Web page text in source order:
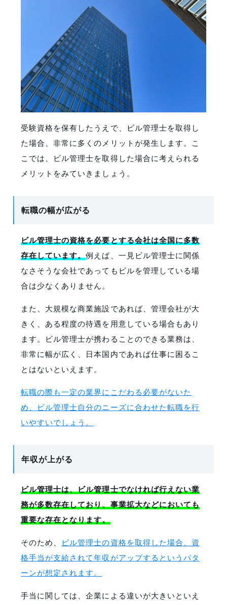
受験資格を保有したうえで、ビル管理士を取得し
た場合、非常に多くのメリットが発生します。こ
こでは、ビル管理士を取得した場合に考えられる
メリットをみていきましょう。
転職の幅が広がる
ビル管理士の資格を必要とする会社は全国に多数
存在しています。例えば、一見ビル管理士に関係
なさそうな会社であってもビルを管理している場
合は少なくありません。
また、大規模な商業施設であれば、管理会社が大
きく、ある程度の待遇を用意している場合もあり
ます。ビル管理士が携わることのできる業務は、
非常に幅が広く、日本国内であれば仕事に困るこ
とはないといえます。
転職の際も一定の業界にこだわる必要がないた
め、ビル管理士自分のニーズに合わせた転職を行
いやすいでしょう。
年収が上がる
ビル管理士は、ビル管理士でなければ行えない業
務が多数存在しており、事業拡大などにおいても
重要な存在となります。
そのため、 ビル管理士の資格を取得した場合、資
格手当が支給されて年収がアップするというパタ
ーンが想定されます。
手当に関しては、企業による違いが大きいといえ